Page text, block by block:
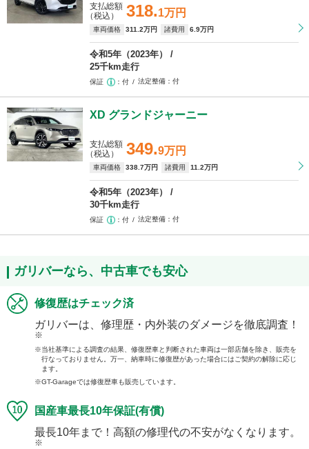
318.1万円
支払総額
（税込）
車両価格 311 .2万円 諸費用 6 .9万円
令和5年（2023年）
25千km走行
保証 付 法定整備 付
XD グランドジャーニー
349.9万円
支払総額
（税込）
車両価格 338 .7万円 諸費用 11 .2万円
令和5年（2023年）
30千km走行
保証 付 法定整備 付
ガリバーなら、中古車でも安心
修復歴はチェック済
ガリバーは、修理歴・内外装のダメージを徹底調査！
※
当社基準による調査の結果、修復歴車と判断された車両は一部店舗を除き、販売を
行なっておりません。万一、納車時に修復歴があった場合にはご契約の解除に応じ
ます。
GT-Garageでは修復歴車も販売しています。
国産車最長10年保証(有償)
最長10年まで！高額の修理代の不安がなくなります。
※